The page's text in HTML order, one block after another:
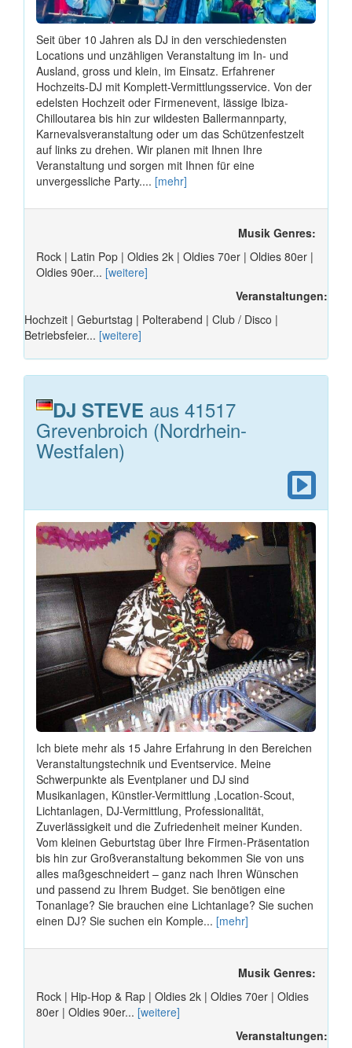
Seit über 10 Jahren als DJ in den verschiedensten
Locations und unzähligen Veranstaltung im In- und
Ausland, gross und klein, im Einsatz. Erfahrener
Hochzeits-DJ mit Komplett-Vermittlungsservice. Von der
edelsten Hochzeit oder Firmenevent, lässige Ibiza-
Chilloutarea bis hin zur wildesten Ballermannparty,
Karnevalsveranstaltung oder um das Schützenfestzelt
auf links zu drehen. Wir planen mit Ihnen Ihre
Veranstaltung und sorgen mit Ihnen für eine
unvergessliche Party.... [mehr]
Musik Genres:
Rock | Latin Pop | Oldies 2k | Oldies 70er | Oldies 80er |
Oldies 90er... [weitere]
Veranstaltungen:
Hochzeit | Geburtstag | Polterabend | Club / Disco |
Betriebsfeier... [weitere]
DJ STEVE aus 41517
Grevenbroich (Nordrhein-
Westfalen)
Ich biete mehr als 15 Jahre Erfahrung in den Bereichen
Veranstaltungstechnik und Eventservice. Meine
Schwerpunkte als Eventplaner und DJ sind
Musikanlagen, Künstler-Vermittlung ,Location-Scout,
Lichtanlagen, DJ-Vermittlung, Professionalität,
Zuverlässigkeit und die Zufriedenheit meiner Kunden.
Vom kleinen Geburtstag über Ihre Firmen-Präsentation
bis hin zur Großveranstaltung bekommen Sie von uns
alles maßgeschneidert – ganz nach Ihren Wünschen
und passend zu Ihrem Budget. Sie benötigen eine
Tonanlage? Sie brauchen eine Lichtanlage? Sie suchen
einen DJ? Sie suchen ein Komple... [mehr]
Musik Genres:
Rock | Hip-Hop & Rap | Oldies 2k | Oldies 70er | Oldies
80er | Oldies 90er... [weitere]
Veranstaltungen: